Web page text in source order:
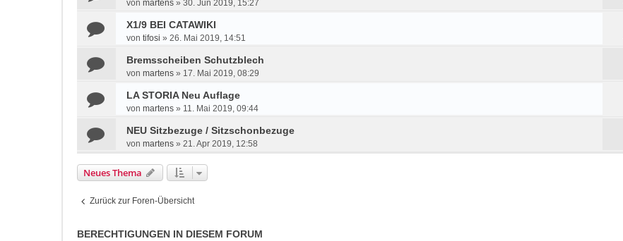
von martens » 30. Jun 2019, 15:27
X1/9 BEI CATAWIKI
von tifosi » 26. Mai 2019, 14:51
Bremsscheiben Schutzblech
von martens » 17. Mai 2019, 08:29
LA STORIA Neu Auflage
von martens » 11. Mai 2019, 09:44
NEU Sitzbezuge / Sitzschonbezuge
von martens » 21. Apr 2019, 12:58
Neues Thema
Zurück zur Foren-Übersicht
BERECHTIGUNGEN IN DIESEM FORUM